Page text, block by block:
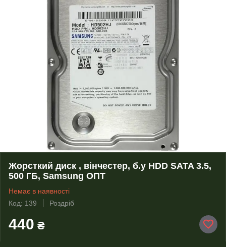
Жорсткий диск , вінчестер, б.у HDD SATA 3.5,
500 ГБ, Samsung ОПТ
Немає в наявності
Код: 139
Роздріб
440 ₴